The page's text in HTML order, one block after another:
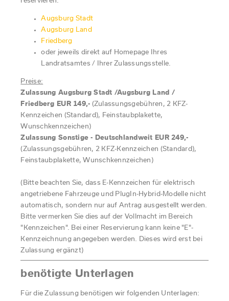
Augsburg Stadt
Augsburg Land
Friedberg
oder jeweils direkt auf Homepage Ihres
Landratsamtes / Ihrer Zulassungsstelle.
Preise:
Zulassung Augsburg Stadt /Augsburg Land /
Friedberg EUR 149,- (Zulassungsgebühren, 2 KFZ-
Kennzeichen (Standard), Feinstaubplakette,
Wunschkennzeichen)
Zulassung Sonstige - Deutschlandweit EUR 249,-
(Zulassungsgebühren, 2 KFZ-Kennzeichen (Standard),
Feinstaubplakette, Wunschkennzeichen)
(Bitte beachten Sie, dass E-Kennzeichen für elektrisch
angetriebene Fahrzeuge und PlugIn-Hybrid-Modelle nicht
automatisch, sondern nur auf Antrag ausgestellt werden.
Bitte vermerken Sie dies auf der Vollmacht im Bereich
"Kennzeichen". Bei einer Reservierung kann keine "E"-
Kennzeichnung angegeben werden. Dieses wird erst bei
Zulassung ergänzt)
benötigte Unterlagen
Für die Zulassung benötigen wir folgenden Unterlagen: